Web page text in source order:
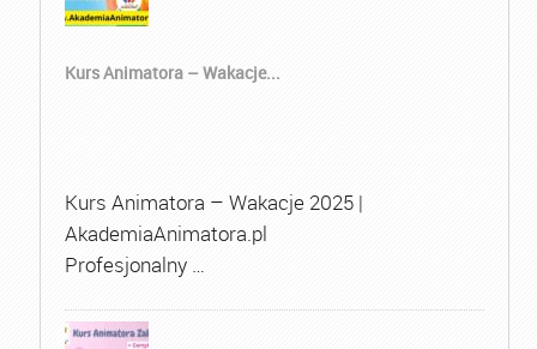
Kurs Animatora – Wakacje...
Kurs Animatora – Wakacje 2025 |
AkademiaAnimatora.pl
Profesjonalny …